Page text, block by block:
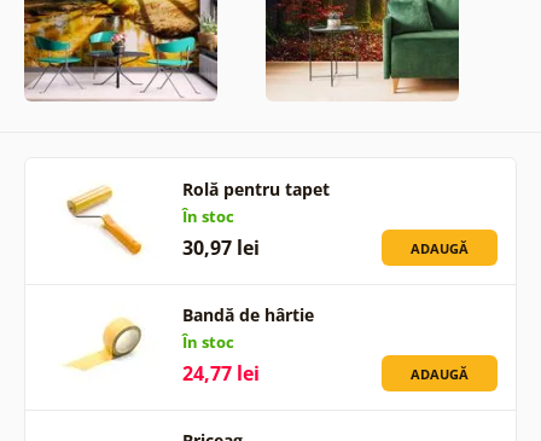
Rolă pentru tapet
În stoc
30,97 lei ADAUGĂ
Bandă de hârtie
În stoc
24,77 lei ADAUGĂ